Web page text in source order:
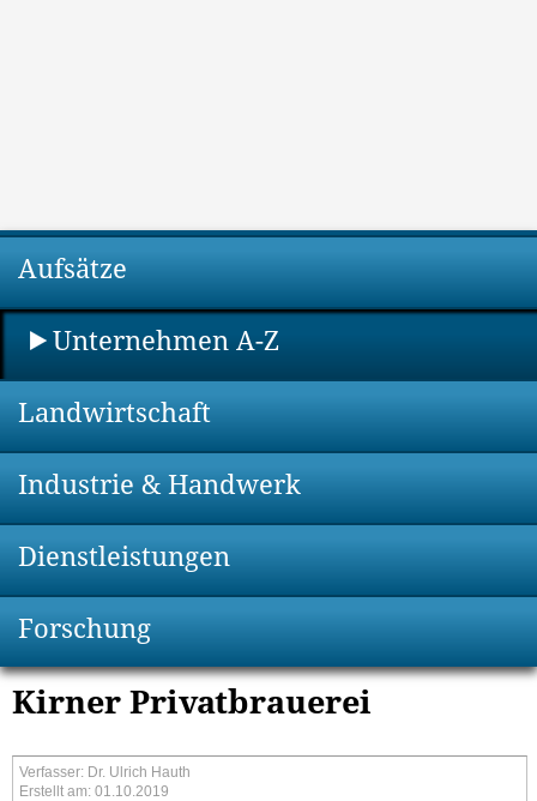
Aufsätze
Unternehmen A-Z
Landwirtschaft
Industrie & Handwerk
Dienstleistungen
Forschung
Kirner Privatbrauerei
Verfasser: Dr. Ulrich Hauth
Erstellt am: 01.10.2019